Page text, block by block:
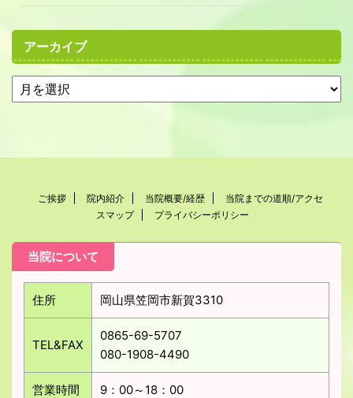
アーカイブ
ご挨拶 院内紹介 当院概要/経歴
当院までの道順/アクセ
スマップ
プライバシーポリシー
当院について
住所 岡山県笠岡市新賀3310
TEL&FAX
0865-69-5707
080-1908-4490
営業時間 9：00～18：00